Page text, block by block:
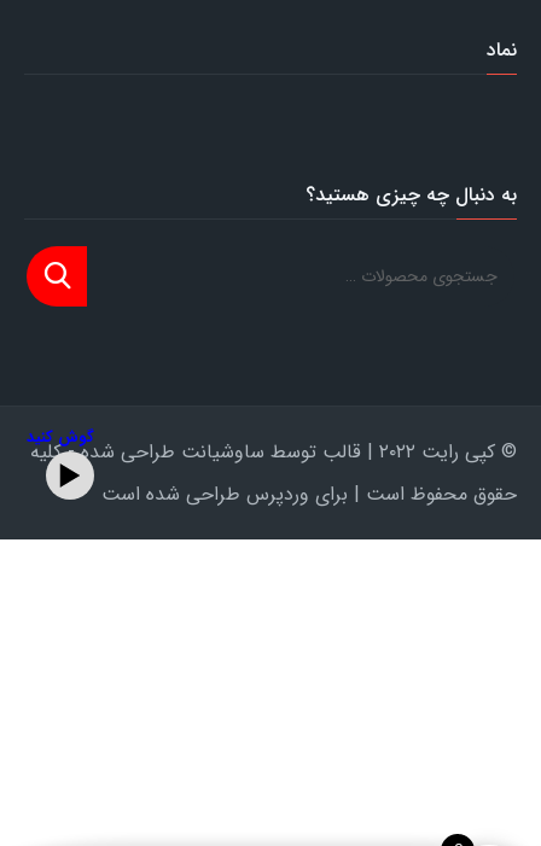
گوش کنید
نماد
به دنبال چه چیزی هستید؟
© کپی رایت ۲۰۲۲ | قالب توسط ساوشیانت طراحی شده - کلیه
حقوق محفوظ است | برای وردپرس طراحی شده است